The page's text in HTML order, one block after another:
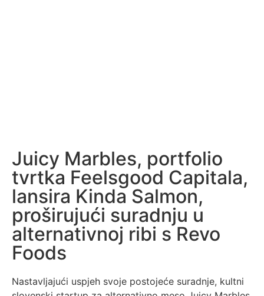
Juicy Marbles, portfolio
tvrtka Feelsgood Capitala,
lansira Kinda Salmon,
proširujući suradnju u
alternativnoj ribi s Revo
Foods
Nastavljajući uspjeh svoje postojeće suradnje, kultni